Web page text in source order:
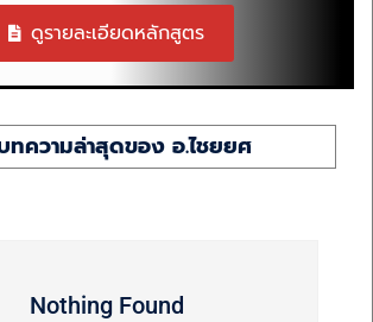
ดูรายละเอียดหลักสูตร
ทความล่าสุดของ อ.ไชยยศ
Nothing Found